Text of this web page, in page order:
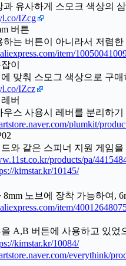
과 유사하게 스모크 색상의
IZcg
버튼
하는 버튼이 아니라서 저렴
item/
이
맞춰 스모그 색상으로 구
IZcz
버
우스 사용시 레버를 분리하
plumkit/
와 같은 스피너 지원 게임
products/pa/
kimstar.kr/10145/
8mm 노브에 장착 가능하여,
item/
A,B 버튼에 사용하고 있었
kimstar.kr/10084/
everythink/